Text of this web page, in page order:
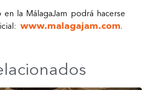
en la MálagaJam podrá hacerse
www.malagajam.com.